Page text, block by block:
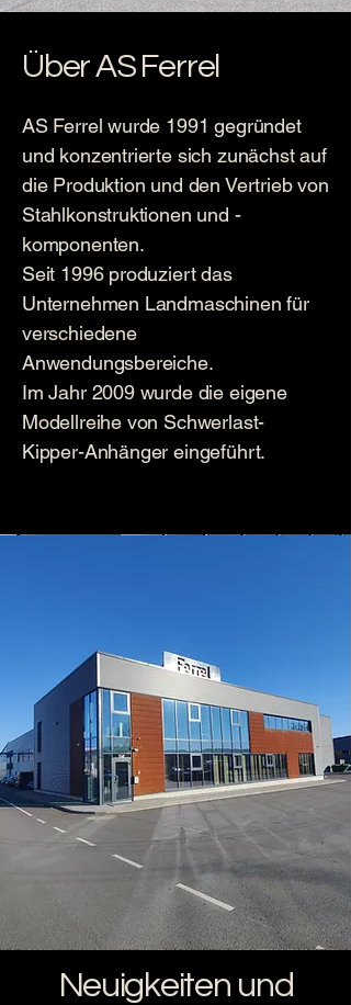
Über AS Ferrel
AS Ferrel wurde 1991 gegründet
und konzentrierte sich zunächst auf
die Produktion und den Vertrieb von
Stahlkonstruktionen und -
komponenten.
Seit 1996 produziert das
Unternehmen Landmaschinen für
verschiedene
Anwendungsbereiche.
Im Jahr 2009 wurde die eigene
Modellreihe von Schwerlast-
Kipper-Anhänger eingeführt.
Neuigkeiten und